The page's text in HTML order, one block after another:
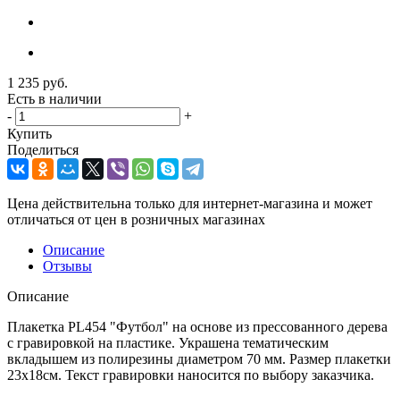
1 235 руб.
Есть в наличии
-
+
Купить
Поделиться
Цена действительна только для интернет-магазина и может
отличаться от цен в розничных магазинах
Описание
Отзывы
Описание
Плакетка PL454 "Футбол" на основе из прессованного дерева
с гравировкой на пластике. Украшена тематическим
вкладышем из полирезины диаметром 70 мм. Размер плакетки
23х18см. Текст гравировки наносится по выбору заказчика.